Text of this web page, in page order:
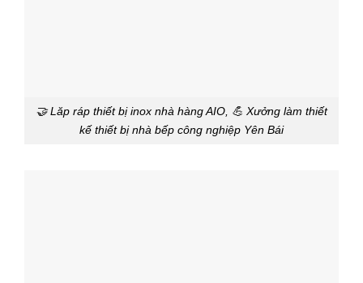
🤝 Lăp ráp thiết bị inox nhà hàng AIO, 💪 Xưởng làm thiết
kế thiết bị nhà bếp công nghiệp Yên Bái